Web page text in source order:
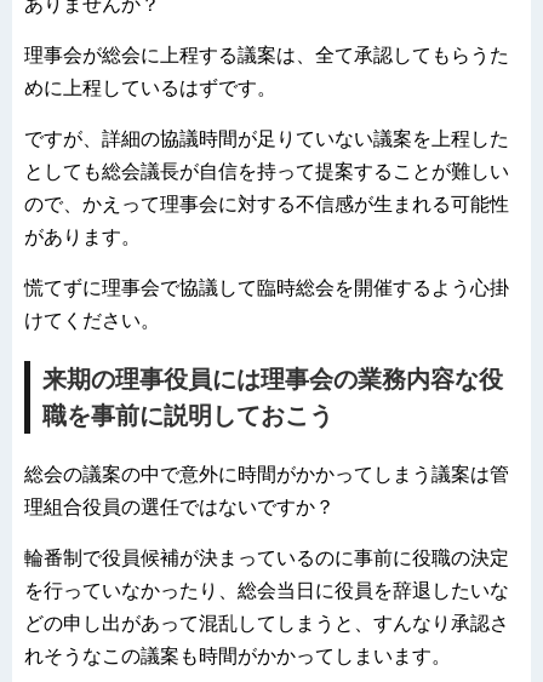
ありませんか？
理事会が総会に上程する議案は、全て承認してもらうた
めに上程しているはずです。
ですが、詳細の協議時間が足りていない議案を上程した
としても総会議長が自信を持って提案することが難しい
ので、かえって理事会に対する不信感が生まれる可能性
があります。
慌てずに理事会で協議して臨時総会を開催するよう心掛
けてください。
来期の理事役員には理事会の業務内容な役
職を事前に説明しておこう
総会の議案の中で意外に時間がかかってしまう議案は管
理組合役員の選任ではないですか？
輪番制で役員候補が決まっているのに事前に役職の決定
を行っていなかったり、総会当日に役員を辞退したいな
どの申し出があって混乱してしまうと、すんなり承認さ
れそうなこの議案も時間がかかってしまいます。